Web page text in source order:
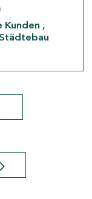
Kunden